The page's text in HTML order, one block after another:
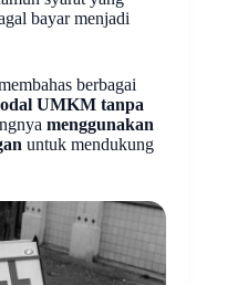
bayar menjadi
berbagai
UMKM tanpa
menggunakan
untuk mendukung